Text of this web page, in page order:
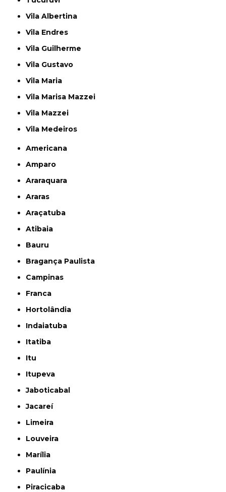
Vila Albertina
Vila Endres
Vila Guilherme
Vila Gustavo
Vila Maria
Vila Marisa Mazzei
Vila Mazzei
Vila Medeiros
Americana
Amparo
Araraquara
Araras
Araçatuba
Atibaia
Bauru
Bragança Paulista
Campinas
Franca
Hortolândia
Indaiatuba
Itatiba
Itu
Itupeva
Jaboticabal
Jacareí
Limeira
Louveira
Marília
Paulínia
Piracicaba